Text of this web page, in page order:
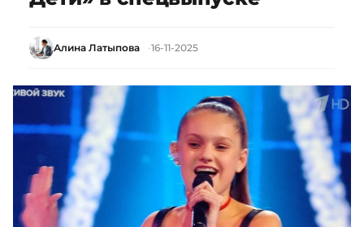
Алина Латыпова 16-11-2025